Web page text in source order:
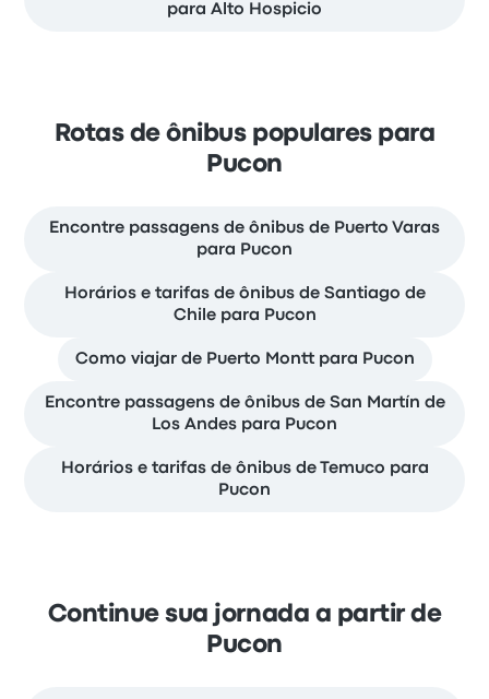
para Alto Hospicio
Rotas de ônibus populares para
Pucon
Encontre passagens de ônibus de Puerto Varas
para Pucon
Horários e tarifas de ônibus de Santiago de
Chile para Pucon
Como viajar de Puerto Montt para Pucon
Encontre passagens de ônibus de San Martín de
Los Andes para Pucon
Horários e tarifas de ônibus de Temuco para
Pucon
Continue sua jornada a partir de
Pucon